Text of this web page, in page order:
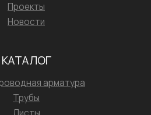
Проекты
Новости
КАТАЛОГ
арматура
Трубы